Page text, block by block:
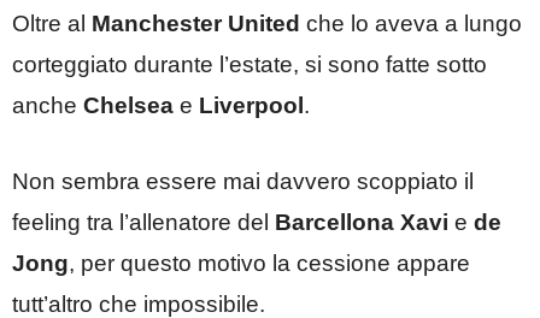
Oltre al Manchester United che lo aveva a lungo
corteggiato durante l’estate, si sono fatte sotto
anche Chelsea e Liverpool .
Non sembra essere mai davvero scoppiato il
feeling tra l’allenatore del Barcellona Xavi e de
Jong, per questo motivo la cessione appare
tutt’altro che impossibile.